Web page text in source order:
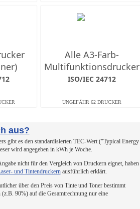
Alle A3-Farb-
Multifunktionsdrucker
ISO/IEC 24712
aus?
gibt es den standardisierten TEC-Wert ("Typical Energy
wird angegeben in kWh je Woche.
nicht für den Vergleich von Druckern eignet, haben
und Tintendruckernausführlich erklärt.
über den Preis von Tinte und Toner bestimmt
90%) auf die Gesamtrechnung nur eine